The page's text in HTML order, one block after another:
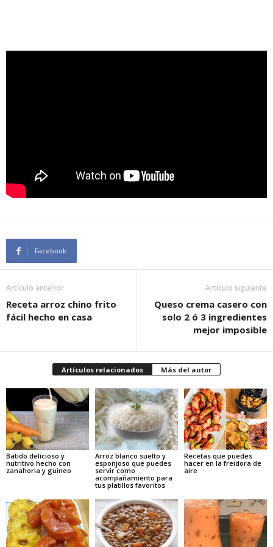
Facebook
Artículo anterior
Receta arroz chino frito
fácil hecho en casa
Artículo siguiente
Queso crema casero con
solo 2 ó 3 ingredientes
mejor imposible
Artículos relacionados Más del autor
Batido delicioso y
nutritivo hecho con
zanahoria y guineo
Arroz blanco suelto y
esponjoso que puedes
servir como
acompañamiento para
tus platillos favoritos
Recetas que puedes
hacer en la freidora de
aire